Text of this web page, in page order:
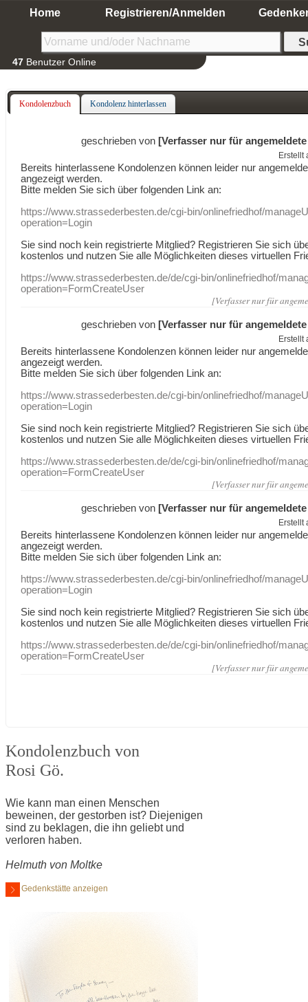
Home Registrieren/Anmelden
47 Benutzer Online
Kondolenzbuch Kondolenz hinterlassen
geschrieben von [Verfasser nur für
Erstellt
Bereits hinterlassene Kondolenzen können leider nur
angezeigt werden.
Bitte melden Sie sich über folgenden Link an:
https://www.strassederbesten.de/cgi-bin/onlinefriedhof/
operation=Login
Sie sind noch kein registrierte Mitglied? Registrieren Sie sich
kostenlos und nutzen Sie alle Möglichkeiten dieses virtuellen
https://www.strassederbesten.de/de/cgi-bin/onlinefriedhof/
operation=FormCreateUser
[Verfasser nur für
geschrieben von [Verfasser nur für
Erstellt
Bereits hinterlassene Kondolenzen können leider nur
angezeigt werden.
Bitte melden Sie sich über folgenden Link an:
https://www.strassederbesten.de/cgi-bin/onlinefriedhof/
operation=Login
Sie sind noch kein registrierte Mitglied? Registrieren Sie sich
kostenlos und nutzen Sie alle Möglichkeiten dieses virtuellen
https://www.strassederbesten.de/de/cgi-bin/onlinefriedhof/
operation=FormCreateUser
[Verfasser nur für
geschrieben von [Verfasser nur für
Erstellt
Bereits hinterlassene Kondolenzen können leider nur
angezeigt werden.
Bitte melden Sie sich über folgenden Link an:
https://www.strassederbesten.de/cgi-bin/onlinefriedhof/
operation=Login
Sie sind noch kein registrierte Mitglied? Registrieren Sie sich
kostenlos und nutzen Sie alle Möglichkeiten dieses virtuellen
https://www.strassederbesten.de/de/cgi-bin/onlinefriedhof/
operation=FormCreateUser
[Verfasser nur für
Kondolenzbuch von
Rosi Gö.
Wie kann man einen Menschen
beweinen, der gestorben ist? Diejenigen
sind zu beklagen, die ihn geliebt und
verloren haben.
Helmuth von Moltke
Gedenkstätte anzeigen